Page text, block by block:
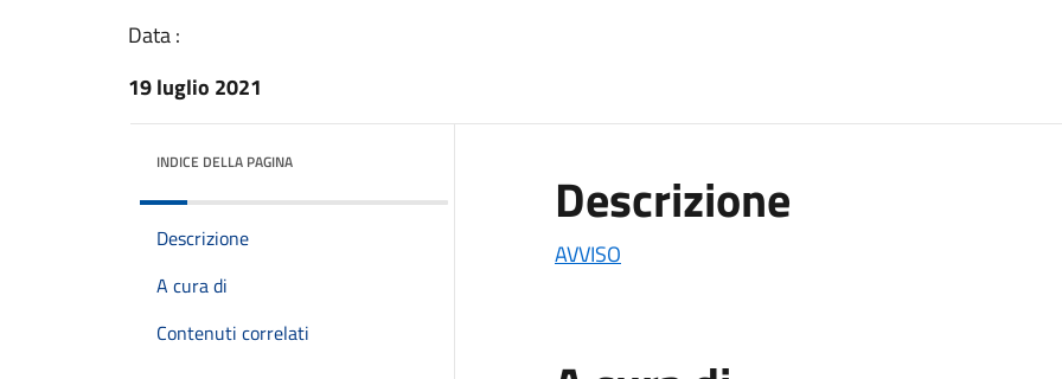
Data :
19 luglio 2021
INDICE DELLA PAGINA
Descrizione
A cura di
Contenuti correlati
Descrizione
AVVISO